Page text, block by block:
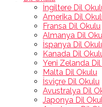
İngiltere Dil
Amerika Dil
Fransa Dil Okulu
Almanya Dil
İspanya Dil
Kanada Dil
Yeni Zelanda
Malta Dil Okulu
İsviçre Dil Okulu
Avustralya Dil
Japonya Dil